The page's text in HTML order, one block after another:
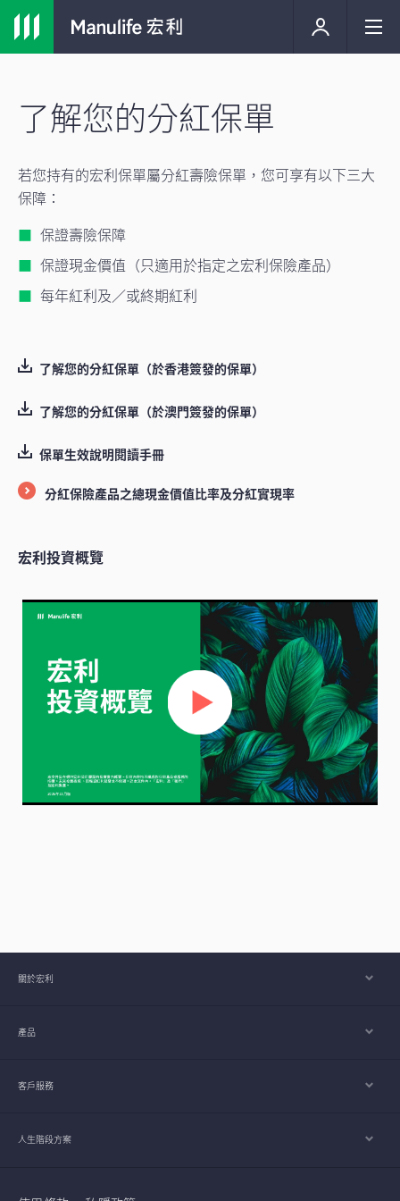
了解您的分紅保單
若您持有的宏利保單屬分紅壽險保單，您可享有以下三大
保障：
保證壽險保障
保證現金價值（只適用於指定之宏利保險產品）
每年紅利及／或終期紅利
了解您的分紅保單（於香港簽發的保單）
了解您的分紅保單（於澳門簽發的保單）
保單生效說明閱讀手冊
分紅保險產品之總現金價值比率及分紅實現率
宏利投資概覽
關於宏利
產品
客戶服務
人生階段方案